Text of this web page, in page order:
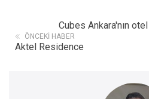
Cubes Ankara'nın
ÖNCEKI HABER
Aktel Residence